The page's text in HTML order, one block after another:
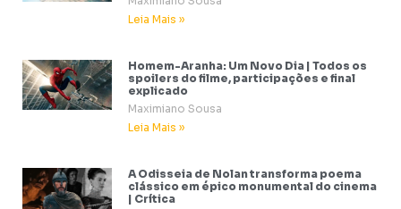
Leia Mais »
Homem-Aranha: Um Novo Dia | Todos os
spoilers do filme, participações e final
explicado
Maximiano Sousa
Leia Mais »
A Odisseia de Nolan transforma poema
clássico em épico monumental do cinema
| Crítica